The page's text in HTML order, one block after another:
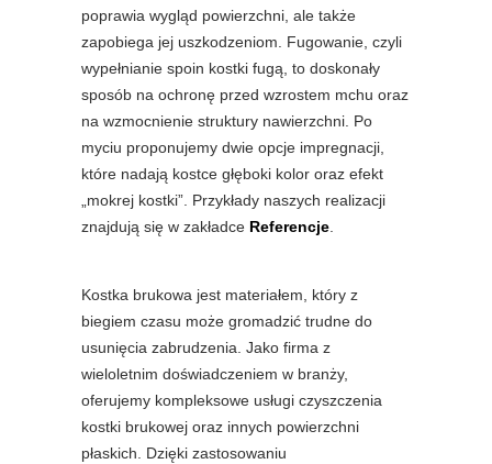
poprawia wygląd powierzchni, ale także
zapobiega jej uszkodzeniom. Fugowanie, czyli
wypełnianie spoin kostki fugą, to doskonały
sposób na ochronę przed wzrostem mchu oraz
na wzmocnienie struktury nawierzchni. Po
myciu proponujemy dwie opcje impregnacji,
które nadają kostce głęboki kolor oraz efekt
„mokrej kostki”. Przykłady naszych realizacji
znajdują się w zakładce Referencje.
Kostka brukowa jest materiałem, który z
biegiem czasu może gromadzić trudne do
usunięcia zabrudzenia. Jako firma z
wieloletnim doświadczeniem w branży,
oferujemy kompleksowe usługi czyszczenia
kostki brukowej oraz innych powierzchni
płaskich. Dzięki zastosowaniu